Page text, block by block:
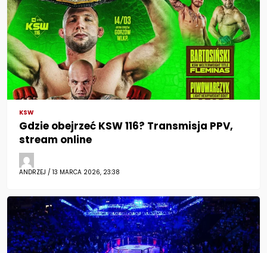
KSW
Gdzie obejrzeć KSW 116? Transmisja PPV,
stream online
ANDRZEJ / 13 MARCA 2026, 23:38